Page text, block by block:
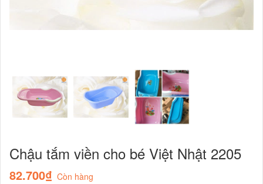
Chậu tắm viền cho bé Việt Nhật 2205
82.700₫ Còn hàng